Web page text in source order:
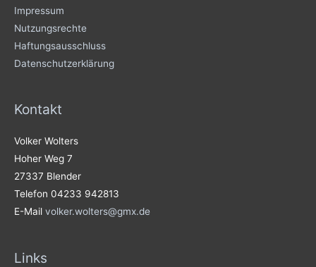
Impressum
Nutzungsrechte
Haftungsausschluss
Datenschutzerklärung
Kontakt
Volker Wolters
Hoher Weg 7
27337 Blender
Telefon 04233 942813
E-Mail volker.wolters@gmx.de
Links